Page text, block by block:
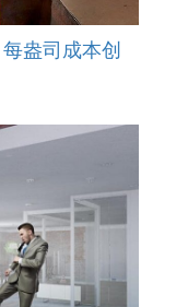
盎司成本创